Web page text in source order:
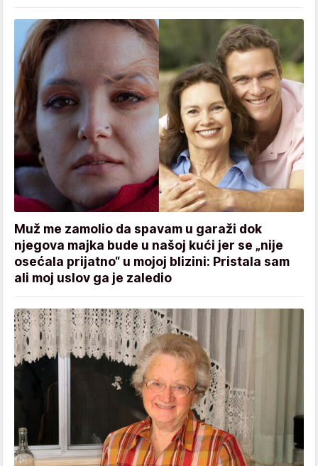
Muž me zamolio da spavam u garaži dok
njegova majka bude u našoj kući jer se „nije
osećala prijatno“ u mojoj blizini: Pristala sam
ali moj uslov ga je zaledio